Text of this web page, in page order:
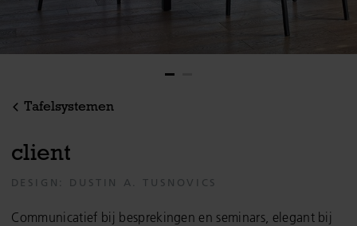
Tafelsystemen
client
DESIGN: DUSTIN A. TUSNOVICS
Communicatief bij besprekingen en seminars, elegant bij